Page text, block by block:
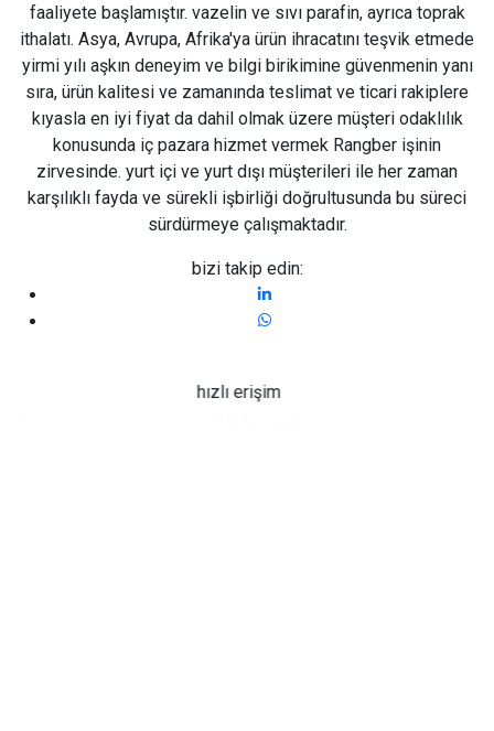
faaliyete başlamıştır. vazelin ve sıvı parafin, ayrıca toprak
ithalatı. Asya, Avrupa, Afrika'ya ürün ihracatını teşvik etmede
yirmi yılı aşkın deneyim ve bilgi birikimine güvenmenin yanı
sıra, ürün kalitesi ve zamanında teslimat ve ticari rakiplere
kıyasla en iyi fiyat da dahil olmak üzere müşteri odaklılık
konusunda iç pazara hizmet vermek Rangber işinin
zirvesinde. yurt içi ve yurt dışı müşterileri ile her zaman
karşılıklı fayda ve sürekli işbirliği doğrultusunda bu süreci
sürdürmeye çalışmaktadır.
bizi takip edin:
hızlı erişim